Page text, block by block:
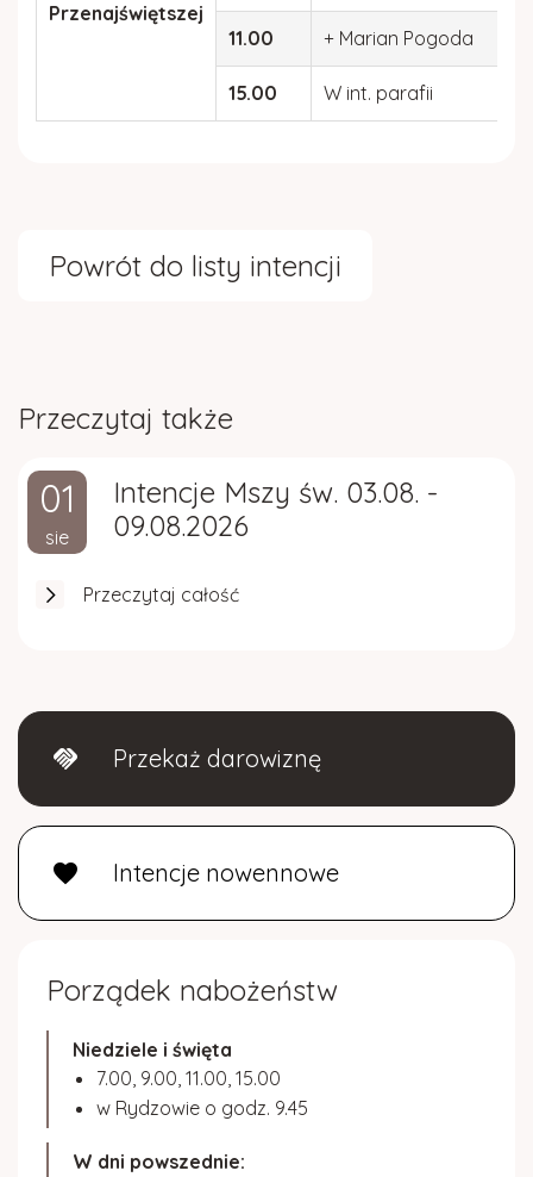
handshake Przekaż darowiznę
favorite Intencje nowennowe
Porządek nabożeństw
Niedziele i święta
7.00, 9.00, 11.00, 15.00
w Rydzowie o godz. 9.45
W dni powszednie:
Przenajświętszej
11.00 + Marian Pogoda
15.00 W int. parafii
Powrót do listy intencji
Przeczytaj także
01
sie
Intencje Mszy św. 03.08. -
09.08.2026
Przeczytaj całość